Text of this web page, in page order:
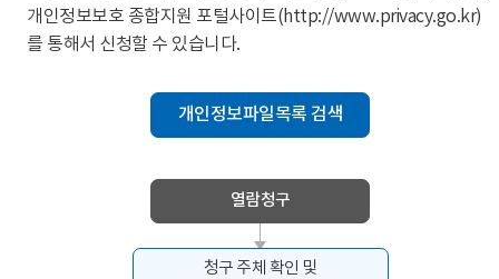
개인정보보호 종합지원 포털사이트(http://www.privacy.go.kr)
를 통해서 신청할 수 있습니다.
개인정보파일목록 검색
열람청구
청구 주체 확인 및